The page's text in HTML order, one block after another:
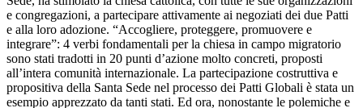
e congregazioni, a partecipare attivamente ai negoziati dei due Patti
e alla loro adozione. “Accogliere, proteggere, promuovere e
integrare”: 4 verbi fondamentali per la chiesa in campo migratorio
sono stati tradotti in 20 punti d’azione molto concreti, proposti
all’intera comunità internazionale. La partecipazione costruttiva e
propositiva della Santa Sede nel processo dei Patti Globali è stata un
esempio apprezzato da tanti stati. Ed ora, nonostante le polemiche e